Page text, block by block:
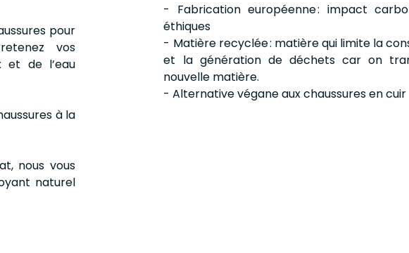
pour
vos
et de l’eau
à la
nous vous
naturel
- Fabrication européenne : impact
éthiques
- Matière recyclée : matière qui limite la
et la génération de déchets car on
nouvelle matière.
- Alternative végane aux chaussures en cuir